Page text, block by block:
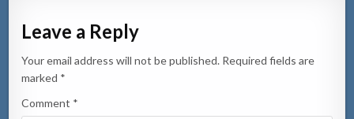
Leave a Reply
Your email address will not be published. Required fields are
marked *
Comment *